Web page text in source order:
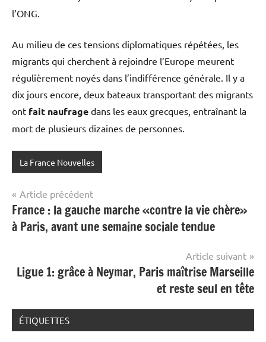
l’ONG.
Au milieu de ces tensions diplomatiques répétées, les
migrants qui cherchent à rejoindre l’Europe meurent
régulièrement noyés dans l’indifférence générale. Il y a
dix jours encore, deux bateaux transportant des migrants
ont fait naufrage dans les eaux grecques, entraînant la
mort de plusieurs dizaines de personnes.
La France Nouvelles
Navigation
de
l’article
Article précédent
France : la gauche marche «contre la vie chère»
à Paris, avant une semaine sociale tendue
Article suivant
Ligue 1: grâce à Neymar, Paris maîtrise Marseille
et reste seul en tête
ÉTIQUETTES